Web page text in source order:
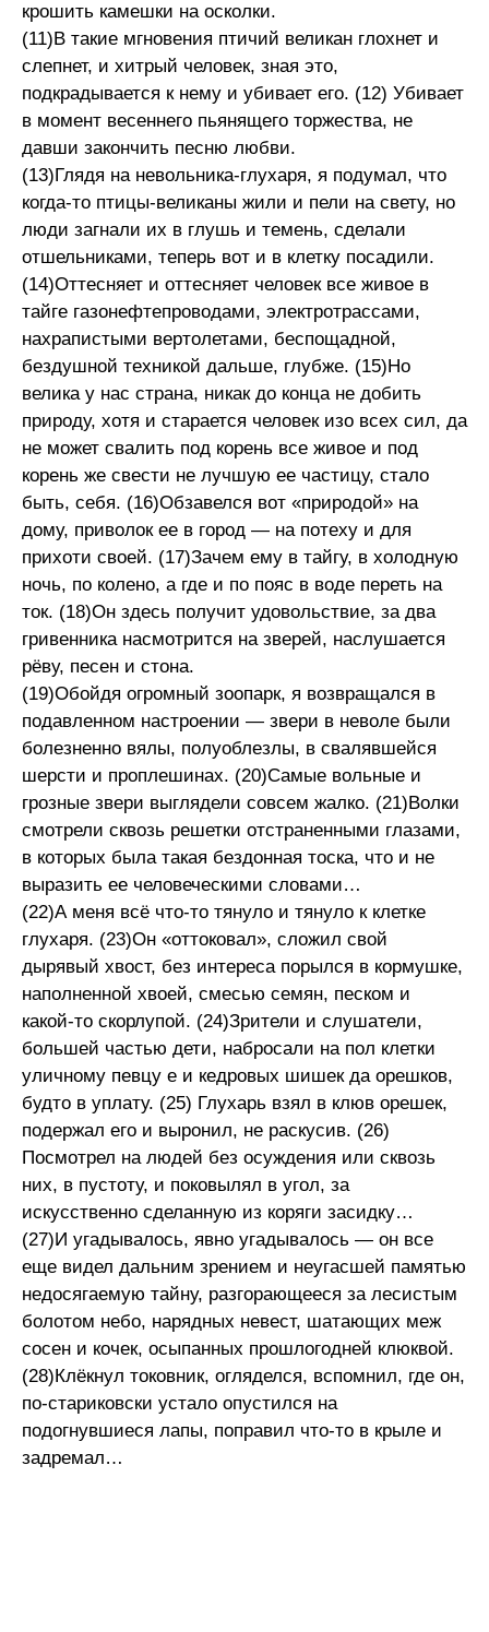
крошить камешки на осколки.
(11)В такие мгновения птичий великан глохнет и
слепнет, и хитрый человек, зная это,
подкрадывается к нему и убивает его. (12) Убивает
в момент весеннего пьянящего торжества, не
давши закончить песню любви.
(13)Глядя на невольника-глухаря, я подумал, что
когда-то птицы-великаны жили и пели на свету, но
люди загнали их в глушь и темень, сделали
отшельниками, теперь вот и в клетку посадили.
(14)Оттесняет и оттесняет человек все живое в
тайге газонефтепроводами, электротрассами,
нахрапистыми вертолетами, беспощадной,
бездушной техникой дальше, глубже. (15)Но
велика у нас страна, никак до конца не добить
природу, хотя и старается человек изо всех сил, да
не может свалить под корень все живое и под
корень же свести не лучшую ее частицу, стало
быть, себя. (16)Обзавелся вот «природой» на
дому, приволок ее в город — на потеху и для
прихоти своей. (17)Зачем ему в тайгу, в холодную
ночь, по колено, а где и по пояс в воде переть на
ток. (18)Он здесь получит удовольствие, за два
гривенника насмотрится на зверей, наслушается
рёву, песен и стона.
(19)Обойдя огромный зоопарк, я возвращался в
подавленном настроении — звери в неволе были
болезненно вялы, полуоблезлы, в свалявшейся
шерсти и проплешинах. (20)Самые вольные и
грозные звери выглядели совсем жалко. (21)Волки
смотрели сквозь решетки отстраненными глазами,
в которых была такая бездонная тоска, что и не
выразить ее человеческими словами…
(22)А меня всё что-то тянуло и тянуло к клетке
глухаря. (23)Он «оттоковал», сложил свой
дырявый хвост, без интереса порылся в кормушке,
наполненной хвоей, смесью семян, песком и
какой-то скорлупой. (24)Зрители и слушатели,
большей частью дети, набросали на пол клетки
уличному певцу е и кедровых шишек да орешков,
будто в уплату. (25) Глухарь взял в клюв орешек,
подержал его и выронил, не раскусив. (26)
Посмотрел на людей без осуждения или сквозь
них, в пустоту, и поковылял в угол, за
искусственно сделанную из коряги засидку…
(27)И угадывалось, явно угадывалось — он все
еще видел дальним зрением и неугасшей памятью
недосягаемую тайну, разгорающееся за лесистым
болотом небо, нарядных невест, шатающих меж
сосен и кочек, осыпанных прошлогодней клюквой.
(28)Клёкнул токовник, огляделся, вспомнил, где он,
по-стариковски устало опустился на
подогнувшиеся лапы, поправил что-то в крыле и
задремал…